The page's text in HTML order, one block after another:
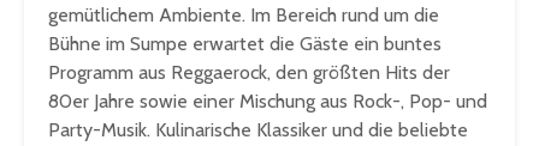
gemütlichem Ambiente. Im Bereich rund um die
Bühne im Sumpe erwartet die Gäste ein buntes
Programm aus Reggaerock, den größten Hits der
80er Jahre sowie einer Mischung aus Rock-, Pop- und
Party-Musik. Kulinarische Klassiker und die beliebte